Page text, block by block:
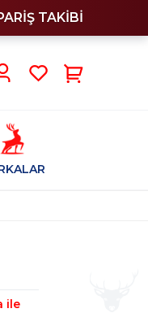
TAKİBİ
ile